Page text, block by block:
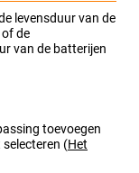
levensduur van de
de
van de batterijen
toevoegen
(Het